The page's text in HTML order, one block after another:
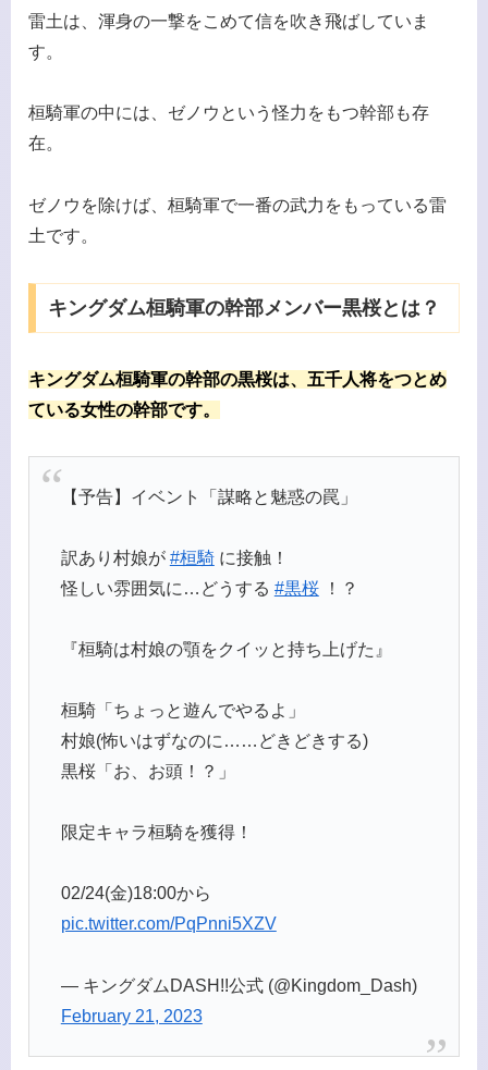
雷土は、渾身の一撃をこめて信を吹き飛ばしていま
す。
桓騎軍の中には、ゼノウという怪力をもつ幹部も存
在。
ゼノウを除けば、桓騎軍で一番の武力をもっている雷
土です。
キングダム桓騎軍の幹部メンバー黒桜とは？
キングダム桓騎軍の幹部の黒桜は、五千人将をつとめ
ている女性の幹部です。
【予告】イベント「謀略と魅惑の罠」
訳あり村娘が #桓騎に接触！
怪しい雰囲気に…どうする #黒桜！？
『桓騎は村娘の顎をクイッと持ち上げた』
桓騎「ちょっと遊んでやるよ」
村娘(怖いはずなのに……どきどきする)
黒桜「お、お頭！？」
限定キャラ桓騎を獲得！
02/24(金)18:00から
pic.twitter.com/PqPnni5XZV
— キングダムDASH!!公式 (@Kingdom_Dash)
February 21, 2023